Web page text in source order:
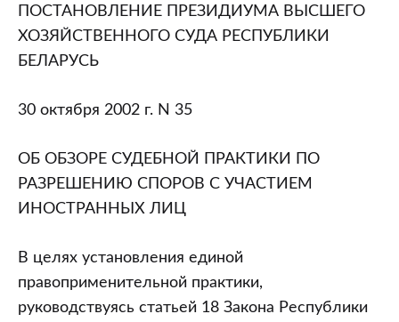
Беларусь
от
30.10.2002
35
обзоре
судебной
практики
разрешению
споров
с
ПОСТАНОВЛЕНИЕ ПРЕЗИДИУМА ВЫСШЕГО
ХОЗЯЙСТВЕННОГО СУДА РЕСПУБЛИКИ
БЕЛАРУСЬ
30 октября 2002 г. N 35
ОБ ОБЗОРЕ СУДЕБНОЙ ПРАКТИКИ ПО
РАЗРЕШЕНИЮ СПОРОВ С УЧАСТИЕМ
ИНОСТРАННЫХ ЛИЦ
В целях установления единой
правоприменительной практики,
руководствуясь статьей 18 Закона Республики